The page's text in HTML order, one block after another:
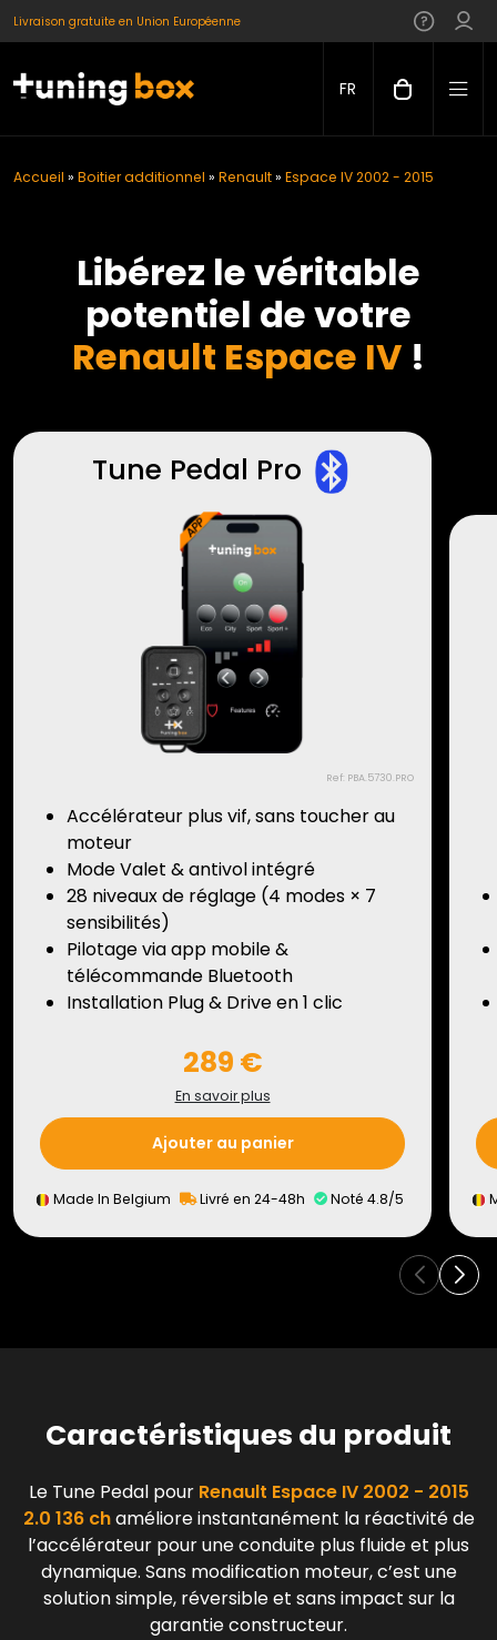
Livraison gratuite en Union Européenne
FR
Accueil » Boitier additionnel » Renault» Espace IV 2002 - 2015
Libérez le véritable
potentiel de votre
Renault Espace IV !
Tune Pedal Pro
Ref: PBA.5730.PRO
Accélérateur plus vif, sans toucher au
moteur
Mode Valet & antivol intégré
28 niveaux de réglage (4 modes × 7
sensibilités)
Pilotage via app mobile &
télécommande Bluetooth
Installation Plug & Drive en 1 clic
289 €
En savoir plus
Ajouter au panier
Made In Belgium Livré en 24-48h Noté 4.8/5
Caractéristiques du produit
Le Tune Pedal pour Renault Espace IV 2002 - 2015
2.0 136 chaméliore instantanément la réactivité de
l’accélérateur pour une conduite plus fluide et plus
dynamique. Sans modification moteur, c’est une
solution simple, réversible et sans impact sur la
garantie constructeur.